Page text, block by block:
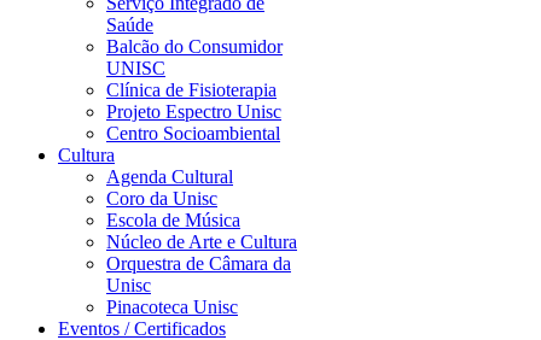
Saúde
Balcão do Consumidor
UNISC
Clínica de Fisioterapia
Projeto Espectro Unisc
Centro Socioambiental
Cultura
Agenda Cultural
Coro da Unisc
Escola de Música
Núcleo de Arte e Cultura
Orquestra de Câmara da
Unisc
Pinacoteca Unisc
Eventos / Certificados